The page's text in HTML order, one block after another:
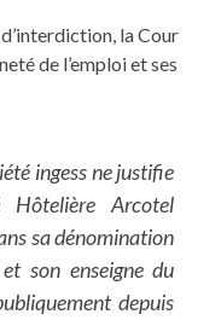
la Cour
de l’emploi et ses
ingess ne justifie
Arcotel
sa dénomination
son enseigne du
depuis